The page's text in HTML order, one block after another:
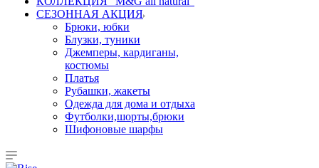
СЕЗОННАЯ АКЦИЯ
Брюки, юбки
Блузки, туники
Джемперы, кардиганы,
костюмы
Платья
Рубашки, жакеты
Одежда для дома и отдыха
Футболки,шорты,брюки
Шифоновые шарфы